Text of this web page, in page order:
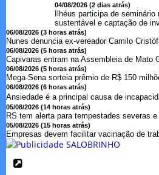
04/08/2026 (2 dias atrás)
Ilhéus participa de
sustentável e captação de
06/08/2026 (3 horas atrás)
Nunes denuncia ex-vereador Camilo
06/08/2026 (5 horas atrás)
Capivaras entram na Assembleia de Mato
06/08/2026 (5 horas atrás)
Mega-Sena sorteia prêmio de R$ 150
06/08/2026 (6 horas atrás)
Ansiedade é a principal causa de
05/08/2026 (14 horas atrás)
RS tem alerta para tempestades severas e
05/08/2026 (15 horas atrás)
Empresas devem facilitar vacinação de